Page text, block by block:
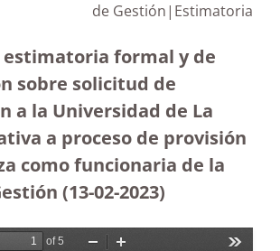
de Gestión|Estimatoria
estimatoria formal y de
sobre solicitud de
a la Universidad de La
a proceso de provisión
como funcionaria de la
(13-02-2023)